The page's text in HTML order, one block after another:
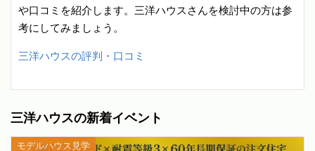
や口コミを紹介します。三洋ハウスさんを検討中の方は参
考にしてみましょう。
三洋ハウスの評判・口コミ
三洋ハウスの新着イベント
モデルハウス見学